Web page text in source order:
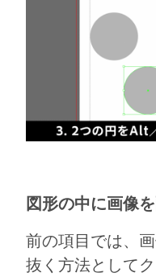
図形の中に画像
前の項目では、
抜く方法として